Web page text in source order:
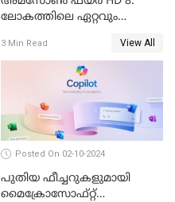
ലോകത്തിലെ ഏറ്റവും
എത്തി!
3 Min Read View All
Posted On 02-10-2024
പുതിയ ഫീച്ചറുകളുമായി
മൈക്രോസോഫ്റ്റ്